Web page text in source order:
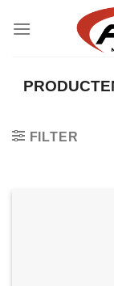
naar
FILTER